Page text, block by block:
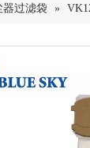
器过滤袋 »